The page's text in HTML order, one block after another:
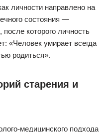
личности направлено на
состояния —
которого личность
«Человек умирает всегда
родиться».
старения и
медицинского подхода